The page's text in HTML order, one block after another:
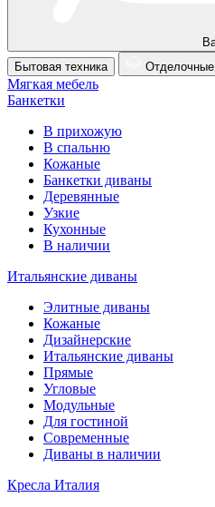
Бытовая техника
Мягкая мебель
Банкетки
В прихожую
В спальню
Кожаные
Банкетки диваны
Деревянные
Узкие
Кухонные
В наличии
Итальянские диваны
Элитные диваны
Кожаные
Дизайнерские
Итальянские диваны
Прямые
Угловые
Модульные
Для гостиной
Современные
Диваны в наличии
Кресла Италия